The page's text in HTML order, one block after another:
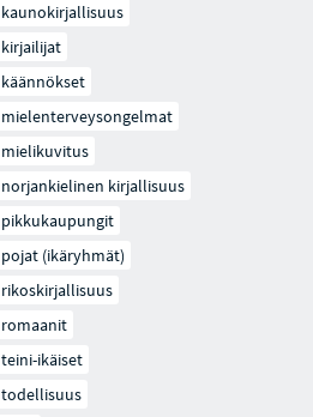
kaunokirjallisuus
kirjailijat
käännökset
mielenterveysongelmat
mielikuvitus
norjankielinen kirjallisuus
pikkukaupungit
pojat (ikäryhmät)
rikoskirjallisuus
romaanit
teini-ikäiset
todellisuus